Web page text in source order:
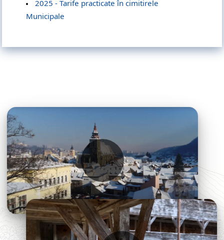
2025 - Tarife practicate în cimitirele
Municipale